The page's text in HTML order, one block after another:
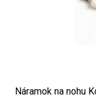
Náramok na nohu